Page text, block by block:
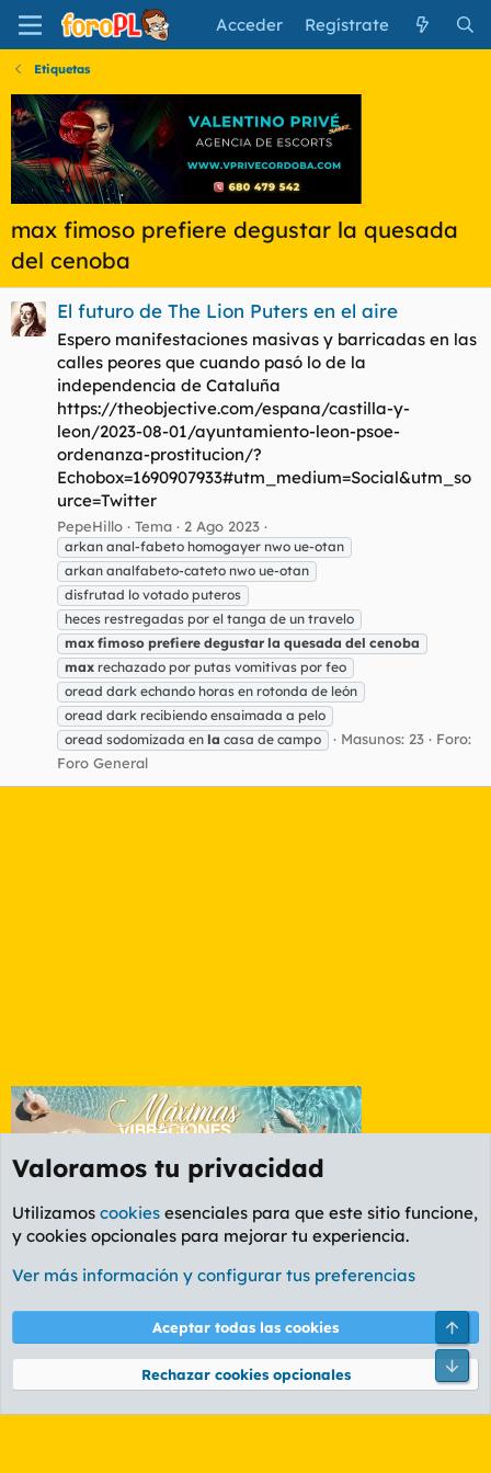
Acceder Regístrate
Etiquetas
max fimoso prefiere degustar la quesada
del cenoba
El futuro de The Lion Puters en el aire
Espero manifestaciones masivas y barricadas en las
calles peores que cuando pasó lo de la
independencia de Cataluña
https://theobjective.com/espana/castilla-y-
leon/2023-08-01/ayuntamiento-leon-psoe-
ordenanza-prostitucion/?
Echobox=1690907933#utm_medium=Social&utm_so
urce=Twitter
PepeHillo Tema 2 Ago 2023
arkan anal-fabeto homogayer nwo ue-otan
arkan analfabeto-cateto nwo ue-otan
disfrutad lo votado puteros
heces restregadas por el tanga de un travelo
max fimoso prefiere degustar la quesada del cenoba
max rechazado por putas vomitivas por feo
oread dark echando horas en rotonda de león
oread dark recibiendo ensaimada a pelo
oread sodomizada en la casa de campo Masunos: 23
Foro:
Foro General
Etiquetas
Cookies
PL OLDSTYLE AMARILLO
Términos y reglas Política de privacidad Ayuda
Community platform by XenForo® © 2010-2026 XenForo Ltd.
Valoramos tu privacidad
Utilizamos cookies esenciales para que este sitio funcione,
y cookies opcionales para mejorar tu experiencia.
Ver más información y configurar tus preferencias
Aceptar todas las cookies
Rechazar cookies opcionales
Pie